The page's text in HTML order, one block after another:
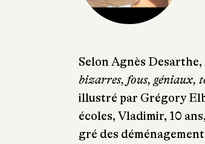
Selon Agnès Desarthe,
bizarres, fous, géniaux,
illustré par Grégory
écoles, Vladimir, 10
gré des